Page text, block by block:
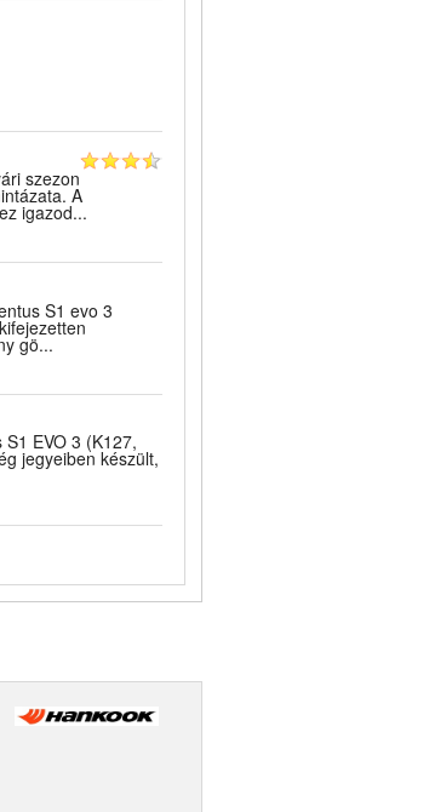
szezon
A
igazod...
S1 evo 3
gö...
EVO 3 (K127,
jegyeiben készült,